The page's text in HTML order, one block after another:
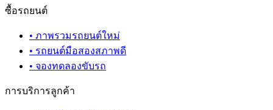
ซื้อรถยนต์
• ภาพรวมรถยนต์ใหม่
• รถยนต์มือสองสภาพดี
• จองทดลองขับรถ
การบริการลูกค้า